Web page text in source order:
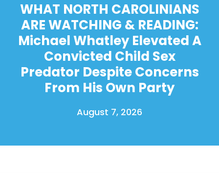
WHAT NORTH CAROLINIANS
ARE WATCHING & READING:
Michael Whatley Elevated A
Convicted Child Sex
Predator Despite Concerns
From His Own Party
August 7, 2026